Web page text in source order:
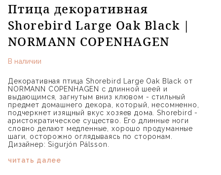
Птица декоративная
Shorebird Large Oak Black |
NORMANN COPENHAGEN
В наличии
Декоративная птица Shorebird Large Oak Black от
NORMANN COPENHAGEN с длинной шеей и
выдающимся, загнутым вниз клювом - стильный
предмет домашнего декора, который, несомненно,
подчеркнет изящный вкус хозяев дома. Shorebird -
аристократическое существо. Его длинные ноги
словно делают медленные, хорошо продуманные
шаги, осторожно оглядываясь по сторонам.
Дизайнер: Sigurjón Pálsson.
читать далее